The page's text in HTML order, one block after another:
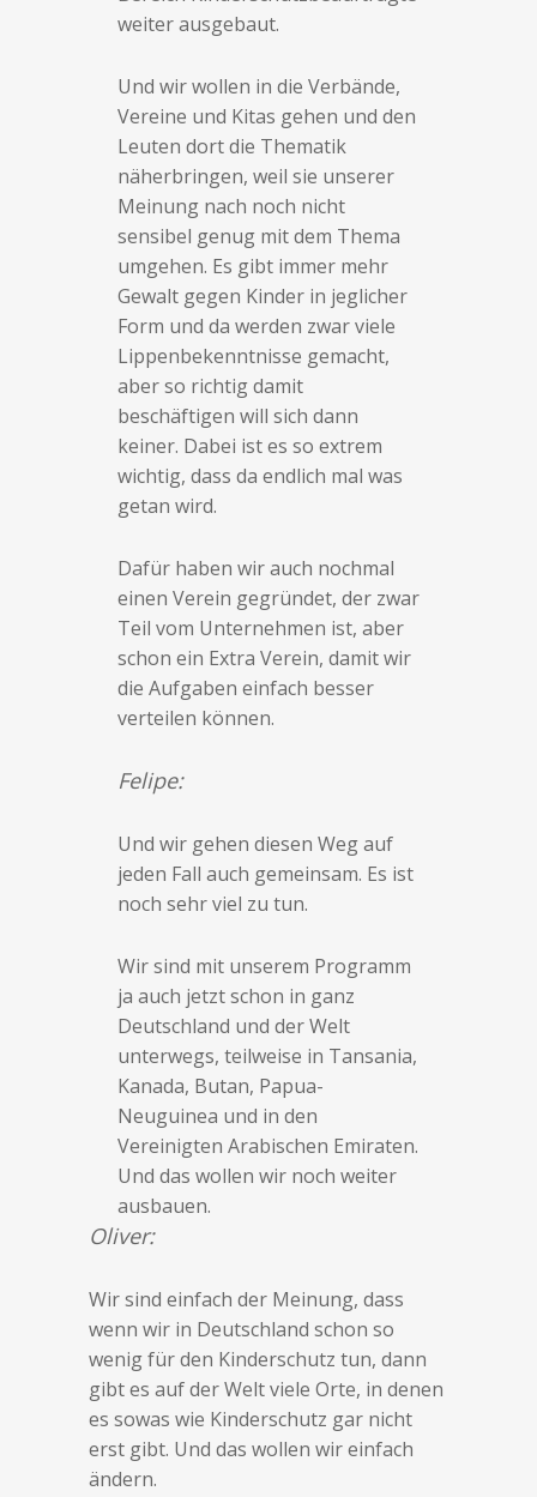
weiter ausgebaut.
Und wir wollen in die Verbände,
Vereine und Kitas gehen und den
Leuten dort die Thematik
näherbringen, weil sie unserer
Meinung nach noch nicht
sensibel genug mit dem Thema
umgehen. Es gibt immer mehr
Gewalt gegen Kinder in jeglicher
Form und da werden zwar viele
Lippenbekenntnisse gemacht,
aber so richtig damit
beschäftigen will sich dann
keiner. Dabei ist es so extrem
wichtig, dass da endlich mal was
getan wird.
Dafür haben wir auch nochmal
einen Verein gegründet, der zwar
Teil vom Unternehmen ist, aber
schon ein Extra Verein, damit wir
die Aufgaben einfach besser
verteilen können.
Felipe:
Und wir gehen diesen Weg auf
jeden Fall auch gemeinsam. Es ist
noch sehr viel zu tun.
Wir sind mit unserem Programm
ja auch jetzt schon in ganz
Deutschland und der Welt
unterwegs, teilweise in Tansania,
Kanada, Butan, Papua-
Neuguinea und in den
Vereinigten Arabischen Emiraten.
Und das wollen wir noch weiter
ausbauen.
Oliver:
Wir sind einfach der Meinung, dass
wenn wir in Deutschland schon so
wenig für den Kinderschutz tun, dann
gibt es auf der Welt viele Orte, in denen
es sowas wie Kinderschutz gar nicht
erst gibt. Und das wollen wir einfach
ändern.